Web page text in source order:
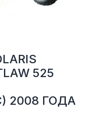
525
2008 ГОДА